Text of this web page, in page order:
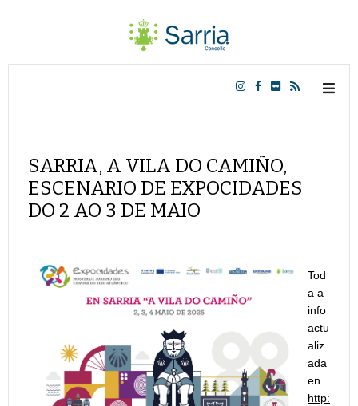
SARRIA, A VILA DO CAMIÑO,
ESCENARIO DE EXPOCIDADES
DO 2 AO 3 DE MAIO
Tod
a a
info
actu
aliz
ada
en
http: